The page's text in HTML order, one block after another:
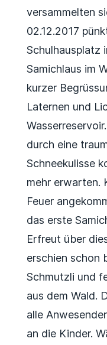
versammelten
02.12.2017
Schulhausplatz
Samichlaus im
kurzer
Laternen und
durch eine
Schneekulisse
mehr erwarten.
Feuer
das erste
Erfreut über
erschien schon
Schmutzli und
aus dem Wald.
alle
an die Kinder.